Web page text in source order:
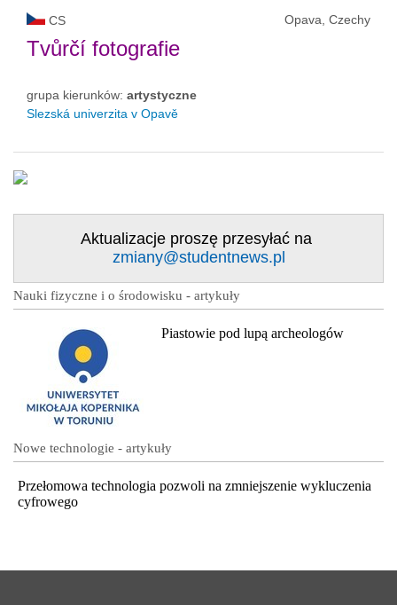
CS Opava, Czechy
Tvůrčí fotografie
grupa kierunków: artystyczne
Slezská univerzita v Opavě
Aktualizacje proszę przesyłać na
zmiany@studentnews.pl
Nauki fizyczne i o środowisku - artykuły
Piastowie pod lupą archeologów
Nowe technologie - artykuły
Przełomowa technologia pozwoli na zmniejszenie wykluczenia
cyfrowego